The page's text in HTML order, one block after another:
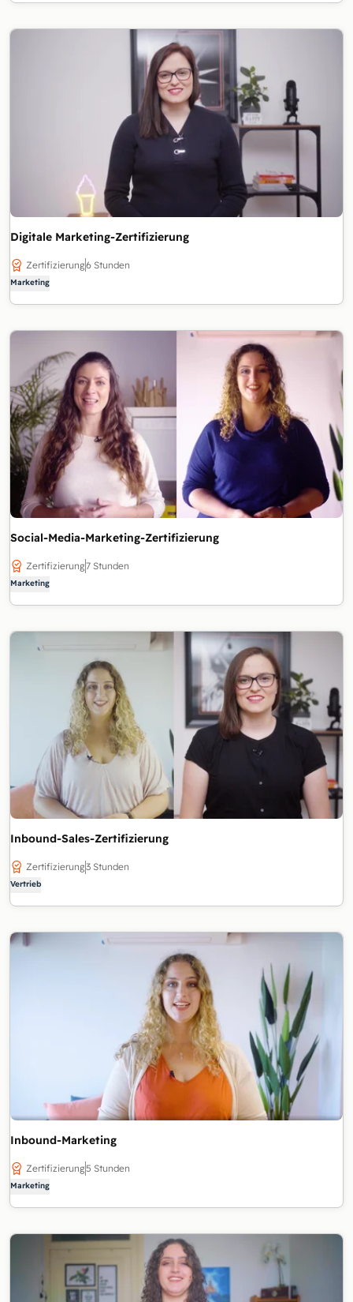
Digitale Marketing-Zertifizierung
Zertifizierung6 Stunden
Marketing
Social-Media-Marketing-Zertifizierung
Zertifizierung7 Stunden
Marketing
Inbound-Sales-Zertifizierung
Zertifizierung3 Stunden
Vertrieb
Inbound-Marketing
Zertifizierung5 Stunden
Marketing